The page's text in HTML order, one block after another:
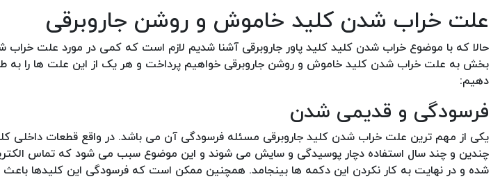
علت خراب شدن کلید خاموش و روشن جاروبرقی
حالا که با موضوع خراب شدن کلید کلید پاور جاروبرقی آشنا شدیم لازم است که کمی در مورد علت خراب
بخش به علت خراب شدن کلید خاموش و روشن جاروبرقی خواهیم پرداخت و هر یک از این علت ها را به
دهیم:
فرسودگی و قدیمی شدن
یکی از مهم ترین علت خراب شدن کلید جاروبرقی مسئله فرسودگی آن می باشد. در واقع قطعات داخلی
چندین و چند سال استفاده دچار پوسیدگی و سایش می شوند و این موضوع سبب می شود که تماس
شده و در نهایت به کار نکردن این دکمه ها بینجامد. همچنین ممکن است که فرسودگی این کلیدها باعث